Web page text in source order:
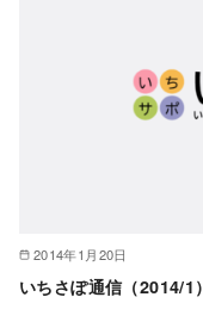
2014年1月20日
いちさぽ通信（2014/1）